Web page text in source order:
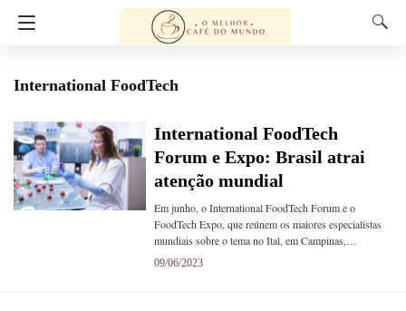
International FoodTech
International FoodTech
Forum e Expo: Brasil atrai
atenção mundial
Em junho, o International FoodTech Forum e o
FoodTech Expo, que reúnem os maiores especialistas
mundiais sobre o tema no Ital, em Campinas,…
09/06/2023